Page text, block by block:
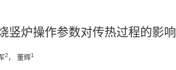
竖炉操作参数对传热过程的影响
2， 董辉1